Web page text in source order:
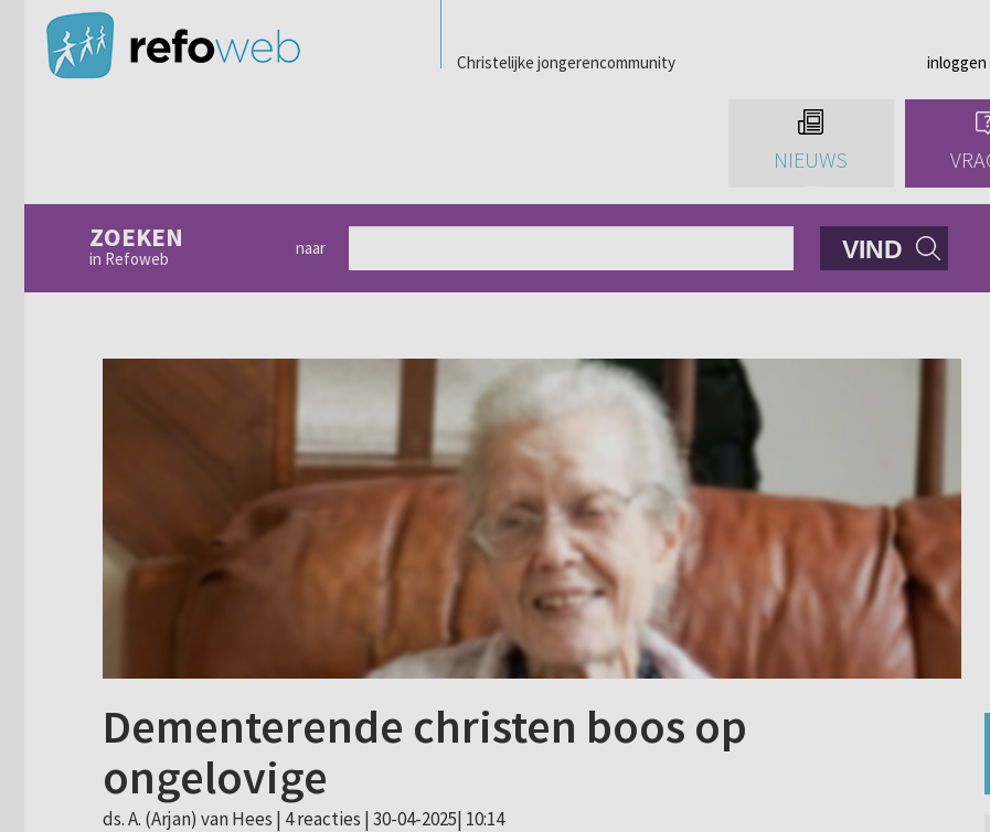
Christelijke jongerencommunity inloggen
NIEUWS
ZOEKEN
in Refoweb
naar VIND
Dementerende christen boos op
ongelovige
ds. A. (Arjan) van Hees | 4 reacties | 30-04-2025| 10:14